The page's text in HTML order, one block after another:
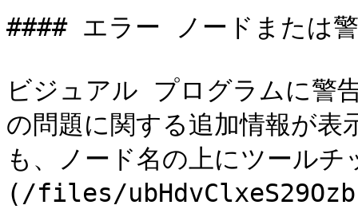
#### エラー ノードまたは
ビジュアル プログラムに警
の問題に関する追加情報が
も、ノード名の上にツール
(/files/